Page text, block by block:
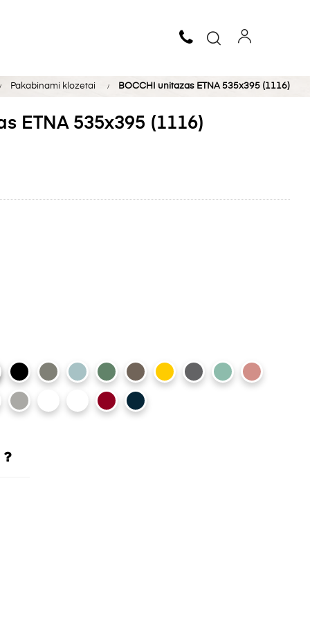
Pakabinami klozetai BOCCHI unitazas ETNA 535x395 (1116)
ETNA 535x395 (1116)